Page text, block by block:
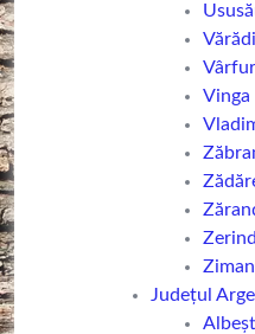
Vinga
Zerind
Județul